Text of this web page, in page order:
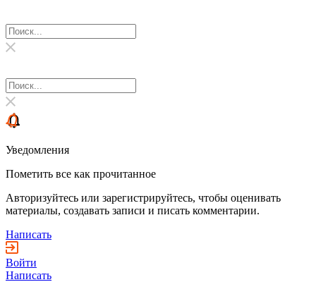
Уведомления
Пометить все как прочитанное
Авторизуйтесь или зарегистрируйтесь, чтобы оценивать
материалы, создавать записи и писать комментарии.
Написать
Войти
Написать